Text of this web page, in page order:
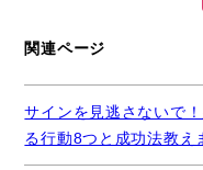
関連ページ
サインを見逃さないで
る行動8つと成功法教え